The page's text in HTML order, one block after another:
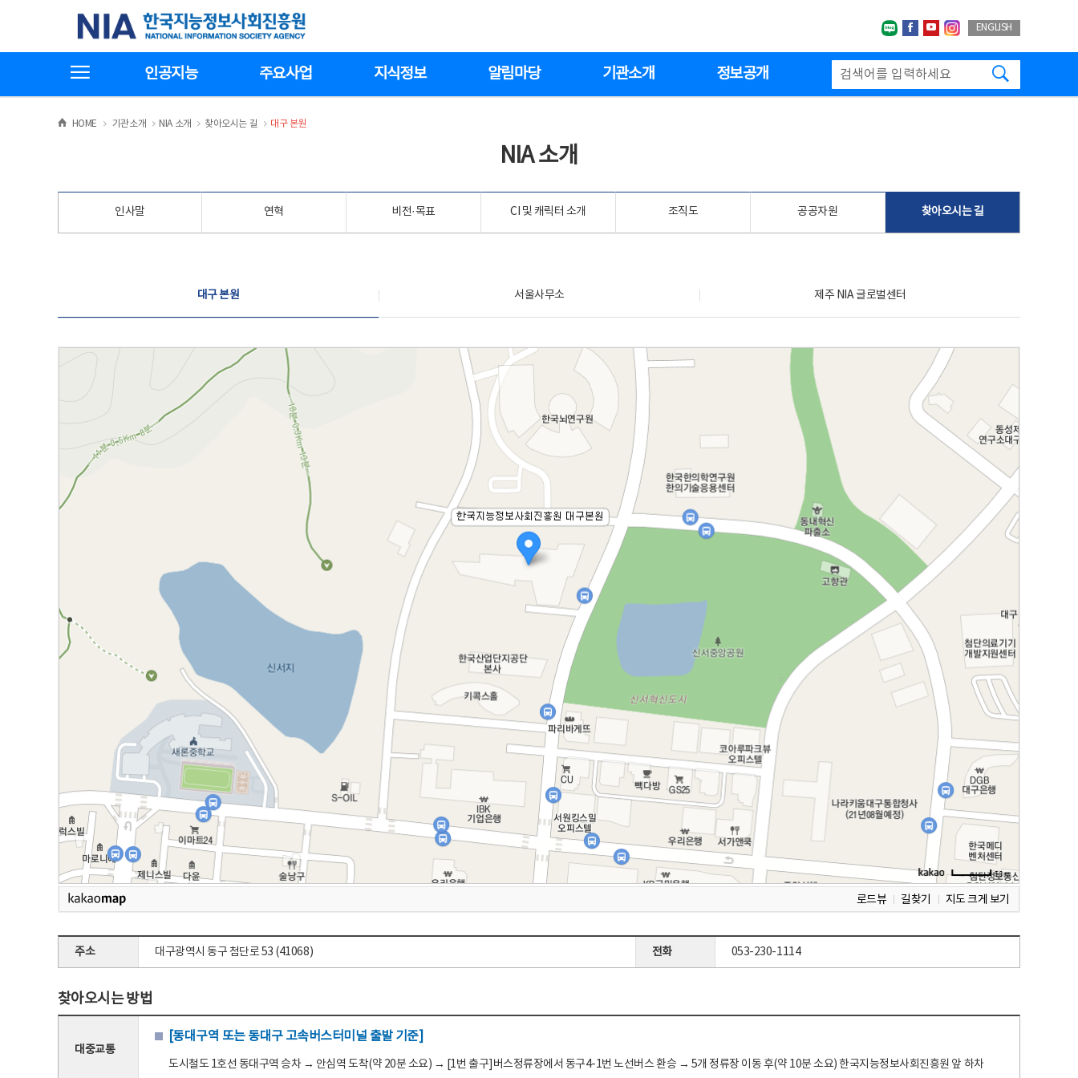
기
한국지능정보사회진흥원
네이버블로그
페이스북
유투브인스타그랩
ENGLISH
인공지능 주요사업 지식정보 알림마당 기관소개 정보공개
HOME >
기관소개 >NIA 소개 >
찾아오시는 길 >
대구 본원
NIA 소개
인사말 연혁 비전·목표 CI 및 캐릭터 소개 조직도 공공자원 찾아오시는 길
대구 본원 서울사무소 제주 NIA 글로벌센터
로드뷰 길찾기 지도 크게 보기
주소 대구광역시 동구 첨단로 53 (41068) 전화 053-230-1114
찾아오시는 방법
대중교통
[동대구역 또는 동대구 고속버스터미널 출발 기준]
도시철도 1호선 동대구역 승차 → 안심역 도착(약 20분 소요) → [1번 출구]버스정류장에서 동구4-1번 노선버스 환승 → 5개 정류장 이동 후(약 10분 소요) 한국지능정보사회진흥원 앞 하차